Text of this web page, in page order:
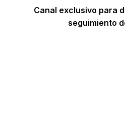
Canal exclusivo para
seguimiento